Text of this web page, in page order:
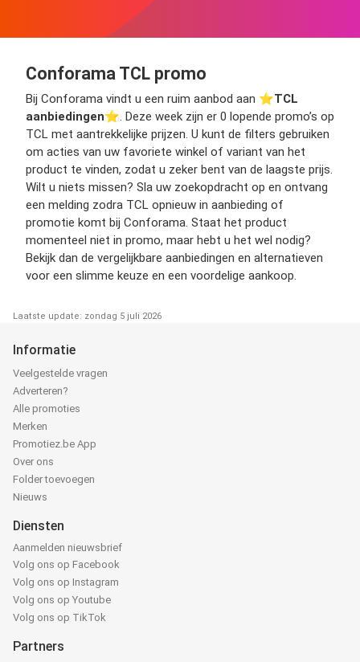
Conforama TCL promo
Bij Conforama vindt u een ruim aanbod aan ⭐️TCL
aanbiedingen⭐️. Deze week zijn er 0 lopende promo’s op
TCL met aantrekkelijke prijzen. U kunt de filters gebruiken
om acties van uw favoriete winkel of variant van het
product te vinden, zodat u zeker bent van de laagste prijs.
Wilt u niets missen? Sla uw zoekopdracht op en ontvang
een melding zodra TCL opnieuw in aanbieding of
promotie komt bij Conforama. Staat het product
momenteel niet in promo, maar hebt u het wel nodig?
Bekijk dan de vergelijkbare aanbiedingen en alternatieven
voor een slimme keuze en een voordelige aankoop.
Laatste update: zondag 5 juli 2026
Informatie
Veelgestelde vragen
Adverteren?
Alle promoties
Merken
Promotiez.be App
Over ons
Folder toevoegen
Nieuws
Diensten
Aanmelden nieuwsbrief
Volg ons op Facebook
Volg ons op Instagram
Volg ons op Youtube
Volg ons op TikTok
Partners